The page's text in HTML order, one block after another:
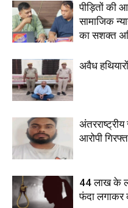
पीड़ितों की
सामाजिक
का सशक्त
अवैध
आरोपी
44 लाख के
फंदा